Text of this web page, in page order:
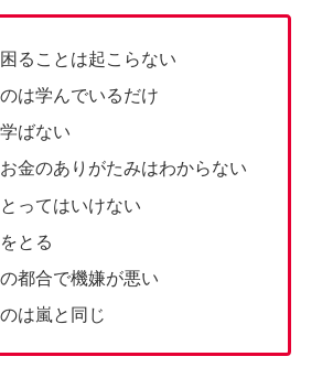
ることは起こらない
は学んでいるだけ
ばない
金のありがたみはわからない
ってはいけない
とる
都合で機嫌が悪い
は嵐と同じ